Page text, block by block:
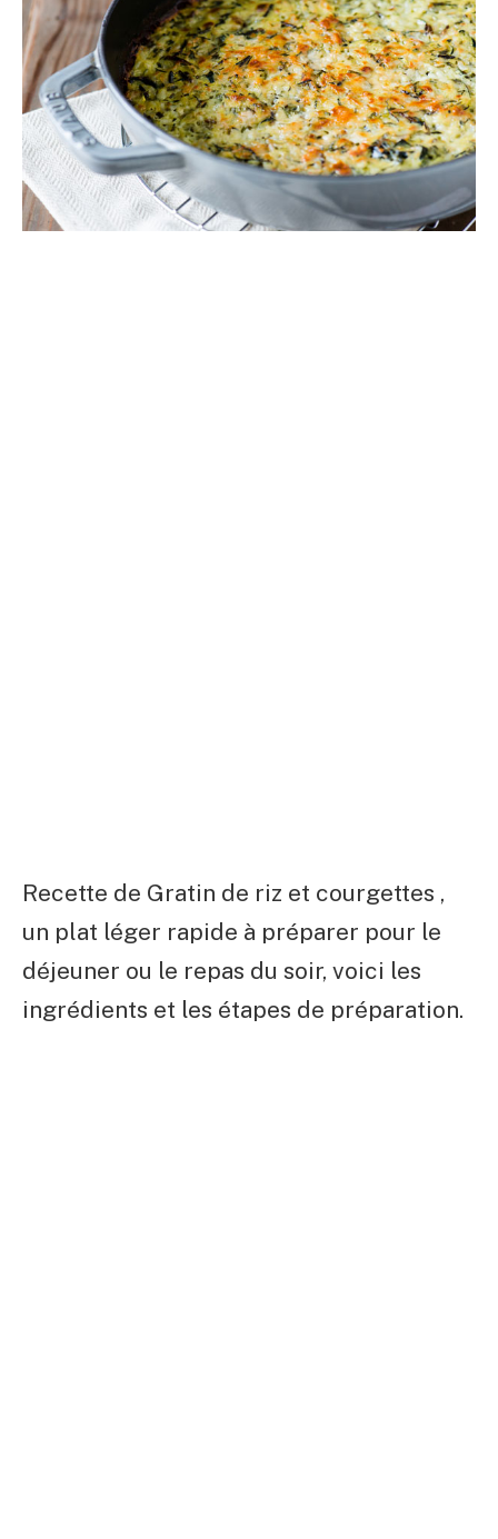
Recette de Gratin de riz et courgettes ,
un plat léger rapide à préparer pour le
déjeuner ou le repas du soir, voici les
ingrédients et les étapes de préparation.